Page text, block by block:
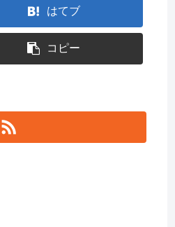
はてブ
コピー